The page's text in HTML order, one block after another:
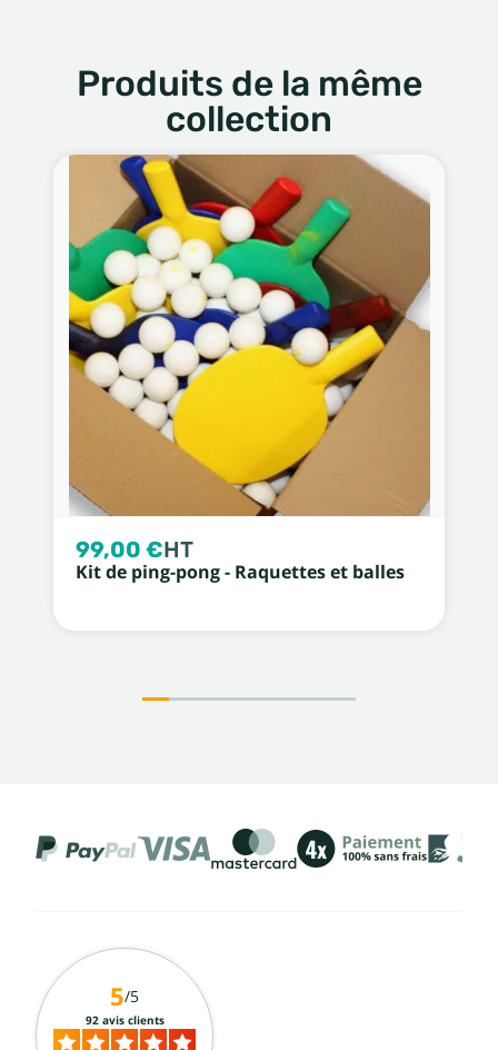
Produits de la même
collection
99,00 €HT
Kit de ping-pong - Raquettes et balles
5/5
92 avis clients